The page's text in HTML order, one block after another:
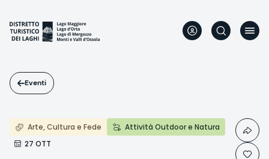
contenuto
principale
Eventi
Arte, Cultura e Fede
Attività Outdoor e Natura
27 OTT